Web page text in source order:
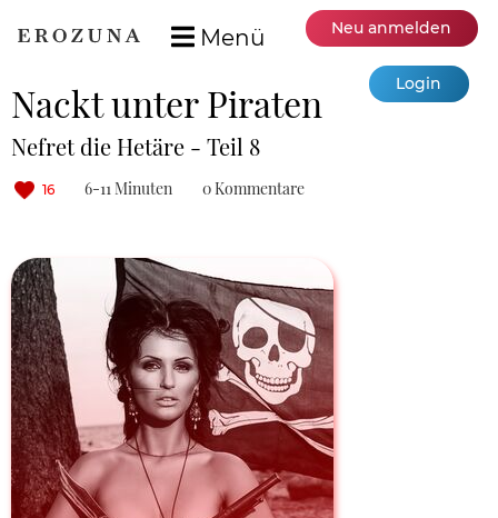
Menü Neu anmelden
Login
Nackt unter Piraten
Nefret die Hetäre - Teil 8
16 6-11 Minuten 0 Kommentare